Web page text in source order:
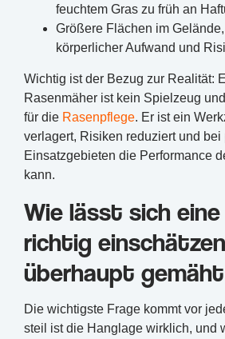
feuchtem Gras zu früh an
Größere Flächen im
körperlicher Aufwand und
Wichtig ist der Bezug zur Realität:
Rasenmäher ist kein Spielzeug
für die Rasenpflege. Er ist ein
verlagert, Risiken reduziert und bei
Einsatzgebieten die Performance
kann.
Wie lässt sich
richtig
überhaupt
Die wichtigste Frage kommt vor
steil ist die Hanglage wirklich, und